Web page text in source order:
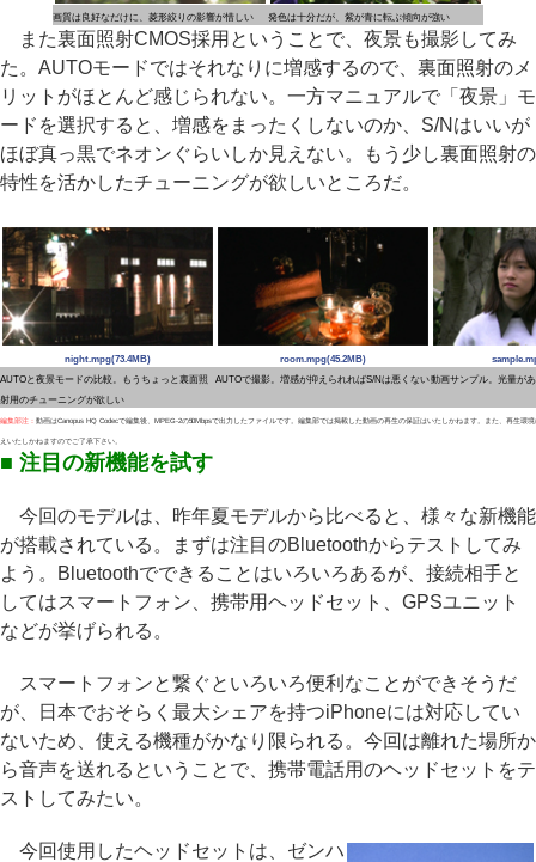
画質は良好なだけに、菱形絞りの影響が惜しい 発色は十分だが、紫が青に転ぶ傾向が強い
また裏面照射CMOS採用ということで、夜景も撮影してみ
た。AUTOモードではそれなりに増感するので、裏面照射のメ
リットがほとんど感じられない。一方マニュアルで「夜景」モ
ードを選択すると、増感をまったくしないのか、S/Nはいいが
ほぼ真っ黒でネオンぐらいしか見えない。もう少し裏面照射の
特性を活かしたチューニングが欲しいところだ。
night.mpg(73.4MB) room.mpg(45.2MB)
AUTOと夜景モードの比較。もうちょっと裏面照
射用のチューニングが欲しい
AUTOで撮影。増感が抑えられればS/Nは悪くない動画サンプル。光量が
編集部注： 動画はCanopus HQ Codecで編集後、MPEG-2の50Mbpsで出力したファイルです。編集部では掲載した動画の再生の保証はいたしかねます。また、再生環
えいたしかねますのでご了承下さい。
■ 注目の新機能を試す
今回のモデルは、昨年夏モデルから比べると、様々な新機能
が搭載されている。まずは注目のBluetoothからテストしてみ
よう。Bluetoothでできることはいろいろあるが、接続相手と
してはスマートフォン、携帯用ヘッドセット、GPSユニット
などが挙げられる。
スマートフォンと繋ぐといろいろ便利なことができそうだ
が、日本でおそらく最大シェアを持つiPhoneには対応してい
ないため、使える機種がかなり限られる。今回は離れた場所か
ら音声を送れるということで、携帯電話用のヘッドセットをテ
ストしてみたい。
今回使用したヘッドセットは、ゼンハ